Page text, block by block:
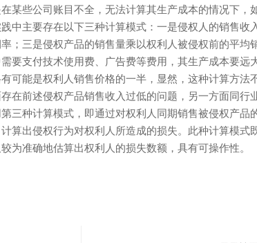
某些公司账目不全，无法计算其生产成本的情况下，
中主要存在以下三种计算模式：一是侵权人的销售收
；三是侵权产品的销售量乘以权利人被侵权前的平均
要支付技术使用费、广告费等费用，其生产成本要远
可能是权利人销售价格的一半，显然，这种计算方法
在前述侵权产品销售收入过低的问题，另一方面同行
三种计算模式，即通过对权利人同期销售被侵权产品
算出侵权行为对权利人所造成的损失。此种计算模式
为准确地估算出权利人的损失数额，具有可操作性。